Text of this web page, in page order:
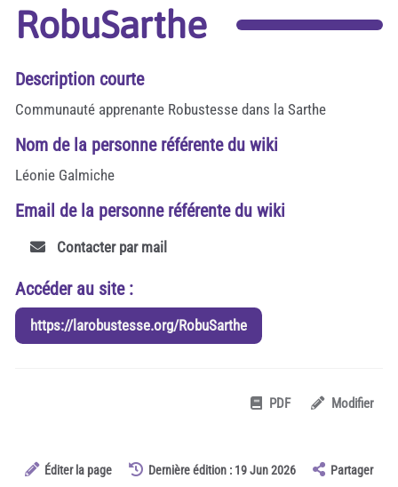
RobuSarthe
Description courte
Communauté apprenante Robustesse dans la Sarthe
Nom de la personne référente du wiki
Léonie Galmiche
Email de la personne référente du wiki
Contacter par mail
Accéder au site :
https://larobustesse.org/RobuSarthe
PDF Modifier
Éditer la page Dernière édition : 19 Jun 2026 Partager